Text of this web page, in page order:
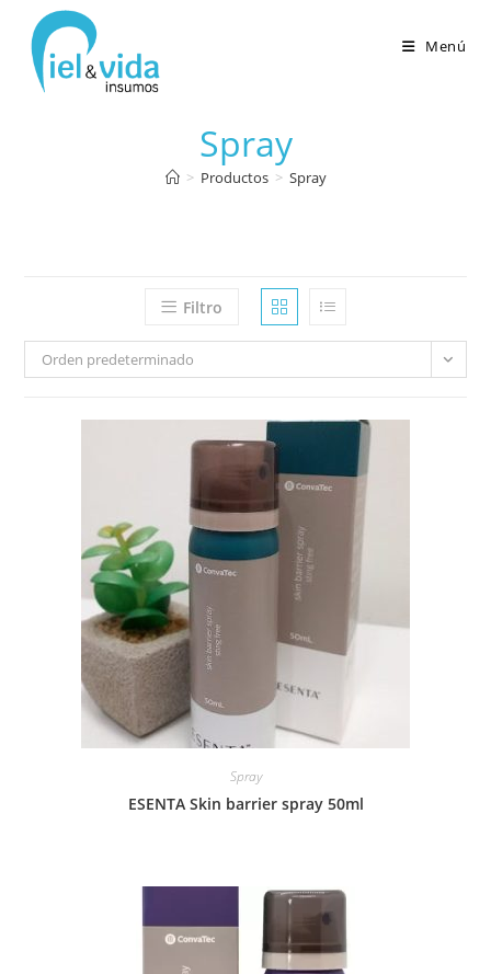
Menú
Spray
> Productos > Spray
Filtro
Orden predeterminado
Spray
ESENTA Skin barrier spray 50ml